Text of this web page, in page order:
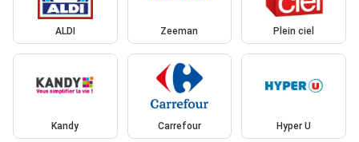
ALDI Zeeman Plein ciel
Kandy Carrefour Hyper U